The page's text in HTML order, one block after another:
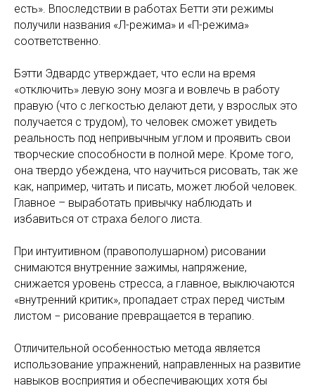
есть». Впоследствии в работах Бетти эти режимы
получили названия «Л-режима» и «П-режима»
соответственно.
Бэтти Эдвардс утверждает, что если на время
«отключить» левую зону мозга и вовлечь в работу
правую (что с легкостью делают дети, у взрослых это
получается с трудом), то человек сможет увидеть
реальность под непривычным углом и проявить свои
творческие способности в полной мере. Кроме того,
она твердо убеждена, что научиться рисовать, так же
как, например, читать и писать, может любой человек.
Главное – выработать привычку наблюдать и
избавиться от страха белого листа.
При интуитивном (правополушарном) рисовании
снимаются внутренние зажимы, напряжение,
снижается уровень стресса, а главное, выключаются
«внутренний критик», пропадает страх перед чистым
листом − рисование превращается в терапию.
Отличительной особенностью метода является
использование упражнений, направленных на развитие
навыков восприятия и обеспечивающих хотя бы